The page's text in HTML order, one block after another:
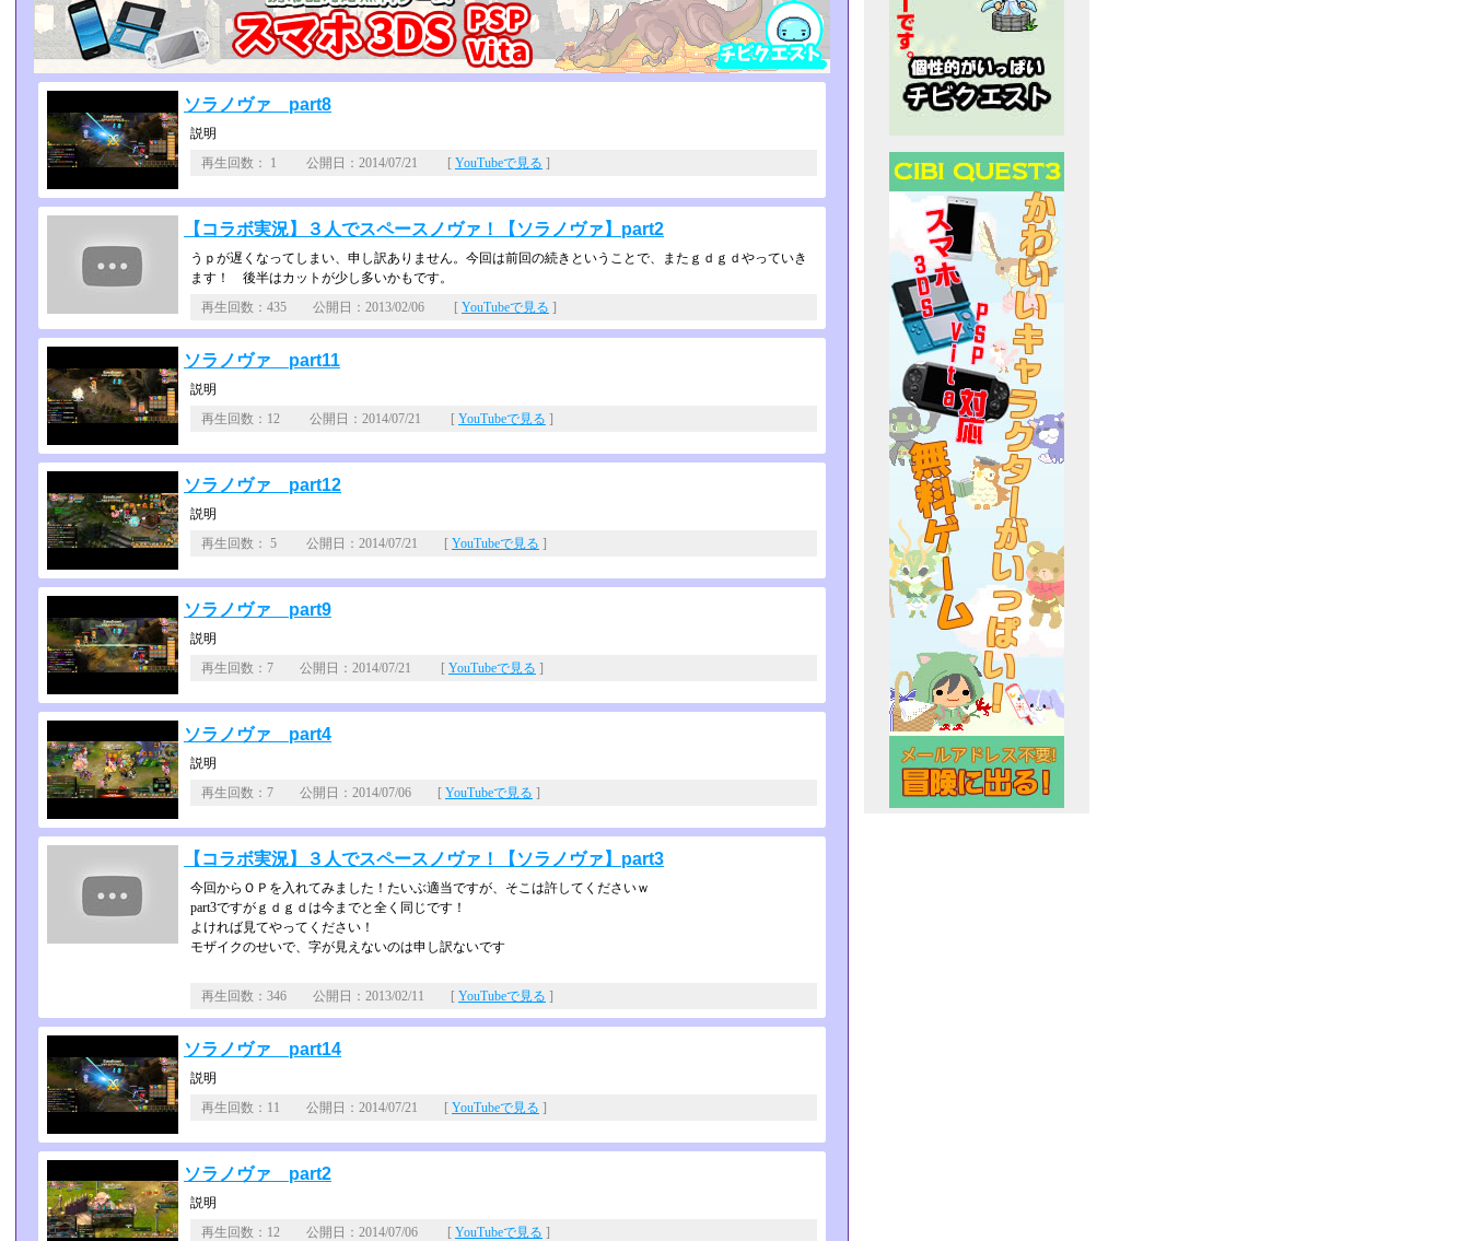
ソラノヴァ part8
説明
再生回数： 1 公開日：2014/07/21 [ YouTubeで見る ]
【コラボ実況】３人でスペースノヴァ！【ソラノヴァ】part2
うｐが遅くなってしまい、申し訳ありません。今回は前回の続きということで、またｇｄ­ｇｄやっていき
ます！ 後半はカットが少し多いかもです。
再生回数：435 公開日：2013/02/06 [ YouTubeで見る ]
ソラノヴァ part11
説明
再生回数：12 公開日：2014/07/21 [ YouTubeで見る ]
ソラノヴァ part12
説明
再生回数： 5 公開日：2014/07/21 [ YouTubeで見る ]
ソラノヴァ part9
説明
再生回数：7 公開日：2014/07/21 [ YouTubeで見る ]
ソラノヴァ part4
説明
再生回数：7 公開日：2014/07/06 [ YouTubeで見る ]
【コラボ実況】３人でスペースノヴァ！【ソラノヴァ】part3
今回からＯＰを入れてみました！たいぶ適当ですが、そこは許してくださいｗ
part3ですがｇｄｇｄは今までと全く同じです！
よければ見てやってください！
モザイクのせいで、字が見えないのは申し訳ないです
再生回数：346 公開日：2013/02/11 [ YouTubeで見る ]
ソラノヴァ part14
説明
再生回数：11 公開日：2014/07/21 [ YouTubeで見る ]
ソラノヴァ part2
説明
再生回数：12 公開日：2014/07/06 [ YouTubeで見る ]